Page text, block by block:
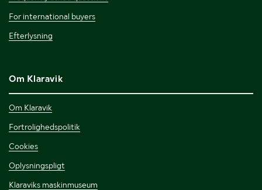
For international buyers
Efterlysning
Om Klaravik
Om Klaravik
Fortrolighedspolitik
Cookies
Oplysningspligt
Klaraviks maskinmuseum